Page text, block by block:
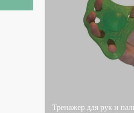
Тренажер для рук и